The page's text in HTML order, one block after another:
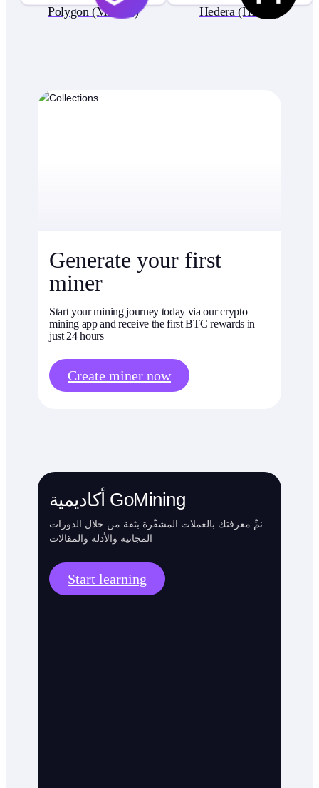
Polygon (MATIC) Hedera (HBAR)
Generate your first
miner
Start your mining journey today via our crypto
mining app and receive the first BTC rewards in
just 24 hours
Create miner now
أكاديمية GoMining
نمِّ معرفتك بالعملات المشفّرة بثقة من خلال الدورات
المجانية والأدلة والمقالات
Start learning